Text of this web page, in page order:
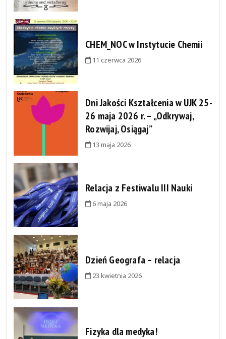
CHEM_NOC w Instytucie Chemii
11 czerwca 2026
Dni Jakości Kształcenia w UJK 25-
26 maja 2026 r. – „Odkrywaj,
Rozwijaj, Osiągaj”
13 maja 2026
Relacja z Festiwalu III Nauki
6 maja 2026
Dzień Geografa – relacja
23 kwietnia 2026
Fizyka dla medyka!